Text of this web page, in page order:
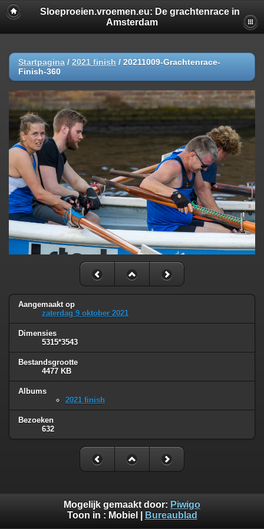
Sloeproeien.vroemen.eu: De grachtenrace in
Amsterdam
Startpagina / 2021 finish / 20211009-Grachtenrace-
Finish-360
Aangemaakt op
zaterdag 9 oktober 2021
Dimensies
5315*3543
Bestandsgrootte
4477 KB
Albums
2021 finish
Bezoeken
632
Mogelijk gemaakt door: Piwigo
Toon in : Mobiel Bureaublad